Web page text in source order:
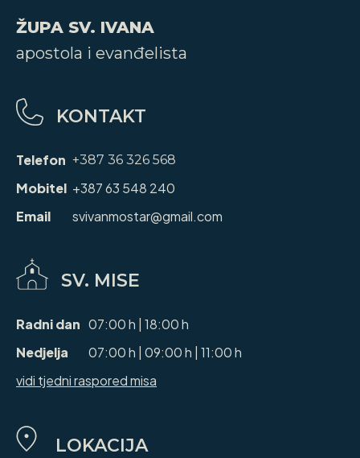
ŽUPA SV. IVANA
apostola i evanđelista
KONTAKT
Telefon +387 36 326 568
Mobitel +387 63 548 240
Email
svivanmostar@gmail.com
SV. MISE
Radni dan 07:00 h | 18:00 h
Nedjelja
07:00 h | 09:00 h | 11:00 h
vidi tjedni raspored misa
LOKACIJA